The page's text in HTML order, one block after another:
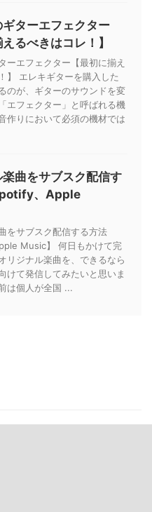
ターエフェクター
えるべきはコレ！】
ーエフェクター【最初に揃え
】 エレキギターを購入した
のが、ギターのサウンドを変
エフェクター」と呼ばれる機
作りにおいて必須の機材では
曲をサブスク配信す
、Apple
をサブスク配信する方法
Music】 何日もかけて完
リジナル楽曲を、できるなら
けて発信してみたいと思いま
は個人が全国 ...